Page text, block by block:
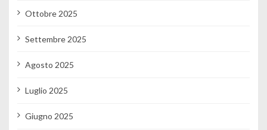
Ottobre 2025
Settembre 2025
Agosto 2025
Luglio 2025
Giugno 2025